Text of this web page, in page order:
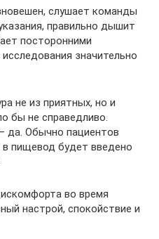
слушает команды
правильно дышит
посторонними
значительно
не из приятных, но и
бы не справедливо.
да. Обычно пациентов
пищевод будет введено
во время
настрой, спокойствие и